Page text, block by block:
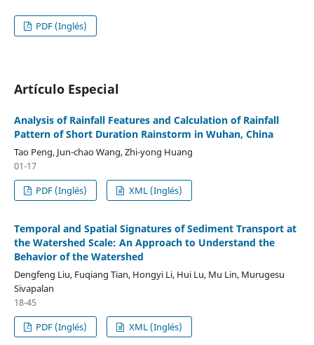
PDF (Inglés)
Artículo Especial
Analysis of Rainfall Features and Calculation of Rainfall
Pattern of Short Duration Rainstorm in Wuhan, China
Tao Peng, Jun-chao Wang, Zhi-yong Huang
01-17
PDF (Inglés)
XML (Inglés)
Temporal and Spatial Signatures of Sediment Transport at
the Watershed Scale: An Approach to Understand the
Behavior of the Watershed
Dengfeng Liu, Fuqiang Tian, Hongyi Li, Hui Lu, Mu Lin, Murugesu
Sivapalan
18-45
PDF (Inglés)
XML (Inglés)